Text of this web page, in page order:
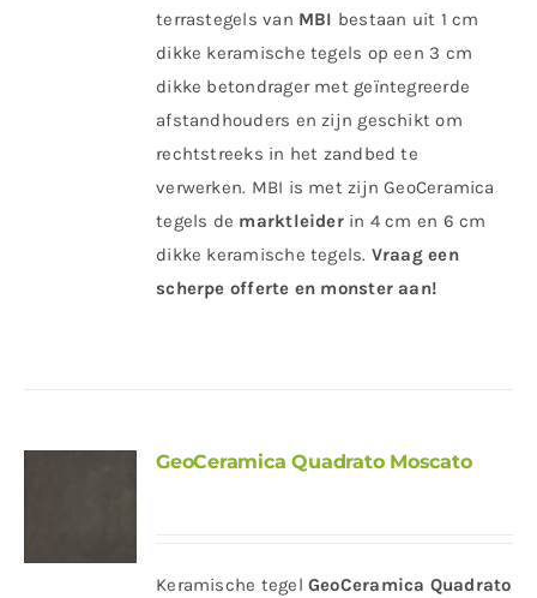
terrastegels van MBI bestaan uit 1 cm
dikke keramische tegels op een 3 cm
dikke betondrager met geïntegreerde
afstandhouders en zijn geschikt om
rechtstreeks in het zandbed te
verwerken. MBI is met zijn GeoCeramica
tegels de marktleiderin 4 cm en 6 cm
dikke keramische tegels. Vraag een
scherpe offerte en monster aan!
GeoCeramica Quadrato Moscato
Keramische tegel GeoCeramica Quadrato